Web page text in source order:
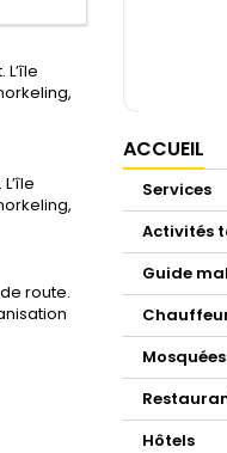
route.
ACCUEIL
Services
Activités
Guide
Mosquées
Hôtels